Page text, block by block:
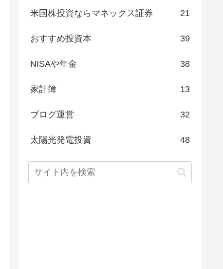
米国株投資ならマネックス証券 21
おすすめ投資本 39
NISAや年金 38
家計簿 13
ブログ運営 32
太陽光発電投資 48